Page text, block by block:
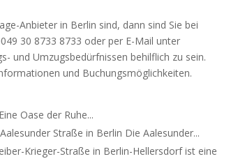
Anbieter in Berlin sind, dann sind Sie bei
30 8733 8733 oder per E-Mail unter
und Umzugsbedürfnissen behilflich zu sein.
und Buchungsmöglichkeiten.
Oase der Ruhe...
Straße in Berlin Die Aalesunder...
Krieger-Straße in Berlin-Hellersdorf ist eine